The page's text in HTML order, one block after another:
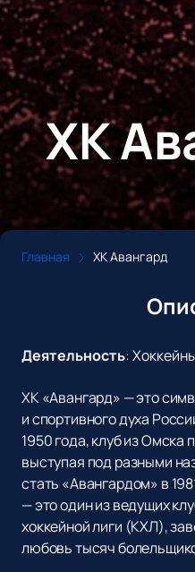
ХК
Главная ХК Авангард
Деятельность:
ХК «Авангард» — это
и спортивного духа
1950 года, клуб из Омска
выступая под разными
стать «Авангардом» в
— это один из ведущих
хоккейной лиги (КХЛ),
любовь тысяч